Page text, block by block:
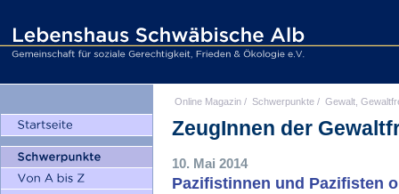
Online Magazin / Schwerpunkte / Gewalt,
ZeugInnen der
10. Mai 2014
Pazifistinnen und Pazifisten